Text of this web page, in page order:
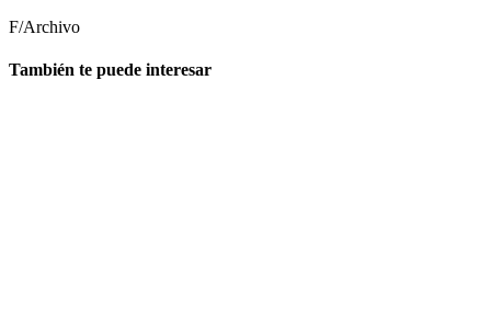
F/Archivo
También te puede interesar